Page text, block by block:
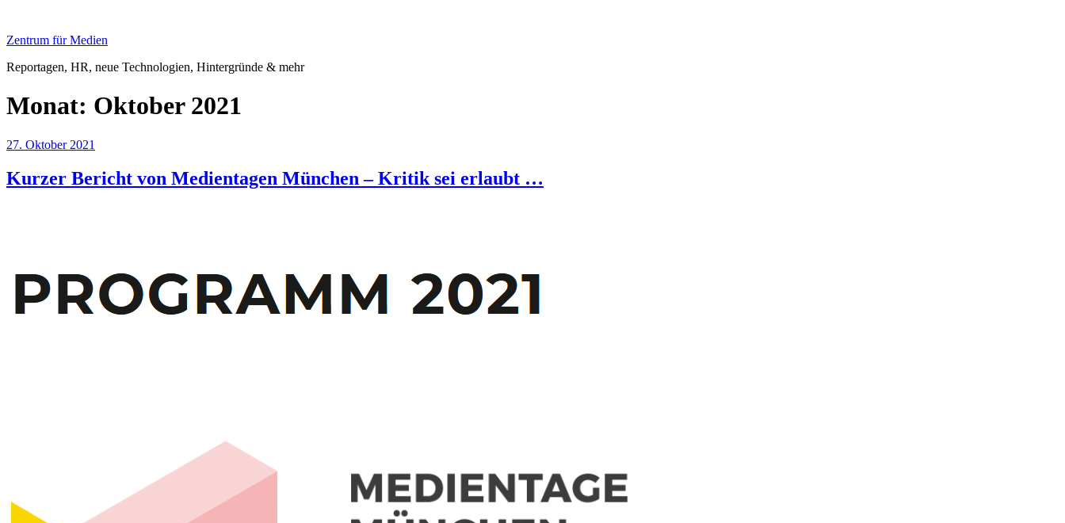
springen
Zentrum für Medien
Reportagen, HR, neue Technologien, Hintergründe & mehr
Monat: Oktober 2021
Veröffentlicht
27. Oktober 2021
Kurzer Bericht von Medientagen München – Kritik sei erlaubt …